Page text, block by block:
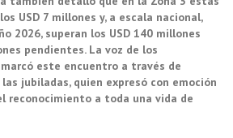
USD 7 millones y, a escala nacional,
2026, superan los USD 140 millones
pendientes. La voz de los
este encuentro a través de
las jubiladas, quien expresó con emoción
reconocimiento a toda una vida de